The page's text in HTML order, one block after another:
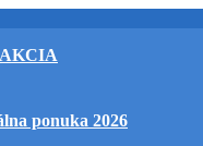
AKCIA
ponuka 2026